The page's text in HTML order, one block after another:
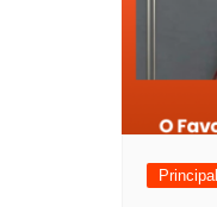
Principal